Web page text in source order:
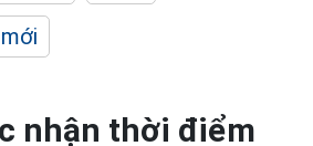
nhận thời điểm